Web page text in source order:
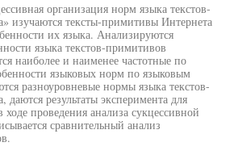
организация норм языка текстов-
изучаются тексты-примитивы Интернета
их языка. Анализируются
языка текстов-примитивов
наиболее и наименее частотные по
языковых норм по языковым
разноуровневые нормы языка текстов-
результаты эксперимента для
проведения анализа сукцессивной
сравнительный анализ